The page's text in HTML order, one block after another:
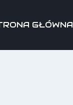
GŁÓWNA